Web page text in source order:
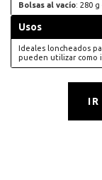
Bolsas al vacío: 280
Usos
Ideales loncheados
pueden utilizar como